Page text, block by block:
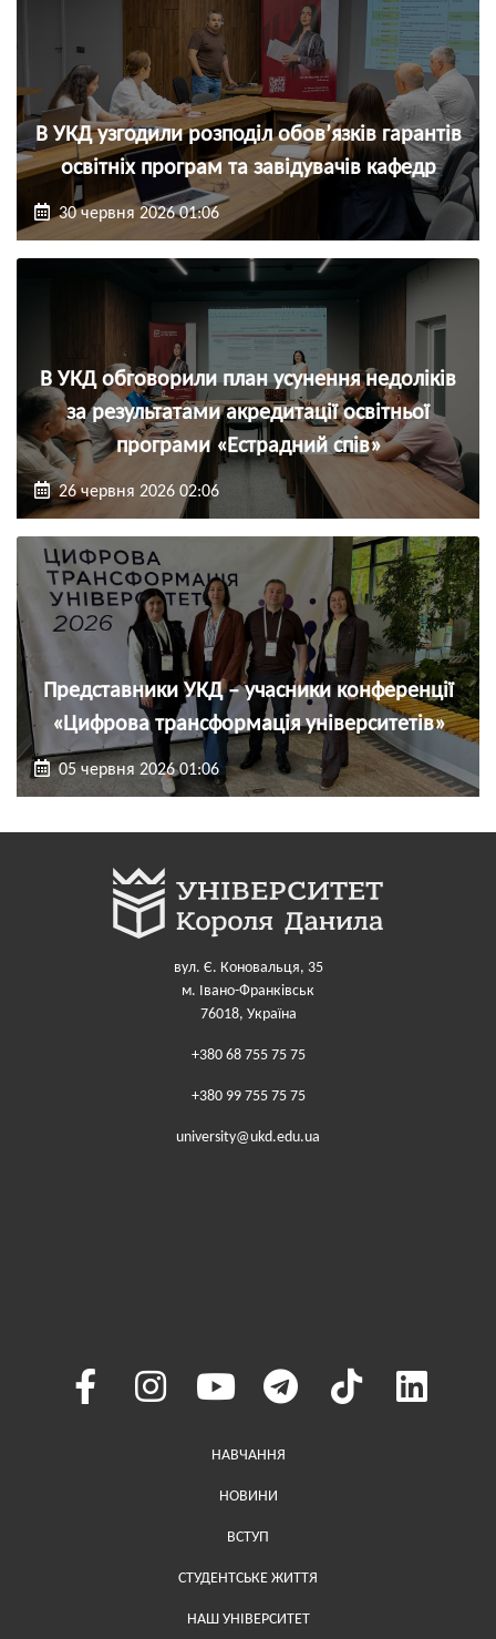
В УКД узгодили розподіл обов’язків гарантів
освітніх програм та завідувачів кафедр
30 червня 2026 01:06
В УКД обговорили план усунення недоліків
за результатами акредитації освітньої
програми «Естрадний спів»
26 червня 2026 02:06
Представники УКД – учасники конференції
«Цифрова трансформація університетів»
05 червня 2026 01:06
вул. Є. Коновальця, 35
м. Івано-Франківськ
76018, Україна
+380 68 755 75 75
+380 99 755 75 75
university@ukd.edu.ua
Меню у хедері
НАВЧАННЯ
НОВИНИ
ВСТУП
СТУДЕНТСЬКЕ ЖИТТЯ
НАШ УНІВЕРСИТЕТ